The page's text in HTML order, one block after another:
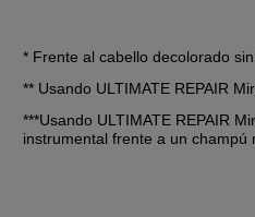
* Frente al cabello decolorado sin
** Usando ULTIMATE REPAIR
***Usando ULTIMATE REPAIR
instrumental frente a un champú